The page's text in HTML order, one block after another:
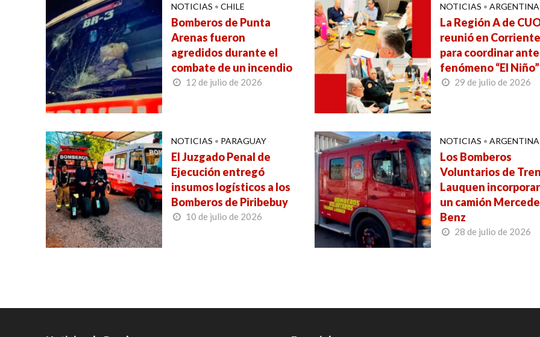
NOTICIAS • CHILE
Bomberos de Punta
Arenas fueron
agredidos durante el
combate de un incendio
12 de julio de 2026
NOTICIAS • ARGENTINA
La Región A de
reunió en
para coordinar
fenómeno “El Niño”
29 de julio de 2026
NOTICIAS • PARAGUAY
El Juzgado Penal de
Ejecución entregó
insumos logísticos a los
Bomberos de Piribebuy
10 de julio de 2026
NOTICIAS • ARGENTINA
Los Bomberos
Voluntarios de
Lauquen
un camión
Benz
28 de julio de 2026